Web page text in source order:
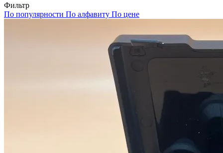
Фильтр
По популярности По алфавиту По цене